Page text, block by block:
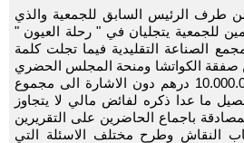
من طرف الرئيس السابق للجمعية والذي
للجمعية يتجليان في " رحلة العيون "
الصناعة التقليدية فيما تجلت كلمة
صفقة الكواتشا ومنحة المجلس الحضري
للجمعية التي لم تتجاوز 10.000.00 درهم دون الاشارة الى مجموع
ما عدا ذكره لفائض مالي لا يتجاوز
المصادقة باجماع الحاضرين على التقريرين
النقاش وطرح مختلف الاسئلة التي